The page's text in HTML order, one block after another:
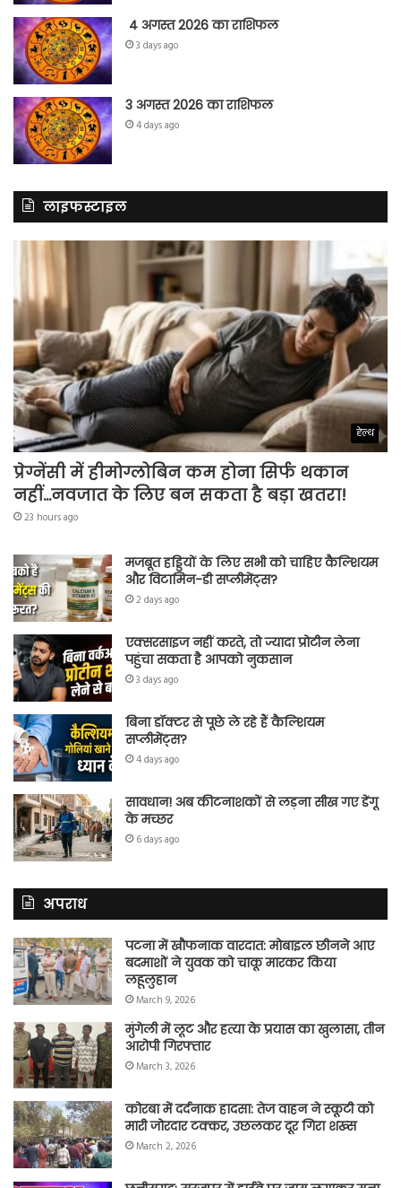
4 अगस्त 2026 का राशिफल
3 days ago
3 अगस्त 2026 का राशिफल
4 days ago
लाइफस्टाइल
हेल्थ
प्रेग्नेंसी में हीमोग्लोबिन कम होना सिर्फ थकान
नहीं…नवजात के लिए बन सकता है बड़ा खतरा!
23 hours ago
मजबूत हड्डियों के लिए सभी को चाहिए कैल्शियम
और विटामिन-डी सप्लीमेंट्स?
2 days ago
एक्सरसाइज नहीं करते, तो ज्यादा प्रोटीन लेना
पहुंचा सकता है आपको नुकसान
3 days ago
बिना डॉक्टर से पूछे ले रहे हैं कैल्शियम
सप्लीमेंट्स?
4 days ago
सावधान! अब कीटनाशकों से लड़ना सीख गए डेंगू
के मच्छर
6 days ago
अपराध
पटना में खौफनाक वारदात: मोबाइल छीनने आए
बदमाशों ने युवक को चाकू मारकर किया
लहूलुहान
March 9, 2026
मुंगेली में लूट और हत्या के प्रयास का खुलासा, तीन
आरोपी गिरफ्तार
March 3, 2026
कोरबा में दर्दनाक हादसा: तेज वाहन ने स्कूटी को
मारी जोरदार टक्कर, उछलकर दूर गिरा शख्स
March 2, 2026